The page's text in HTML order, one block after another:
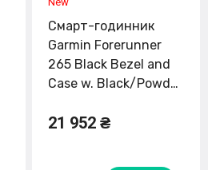
Смарт-годинник
Garmin Forerunner
265 Black Bezel and
Case w. Black/Powder
(010-02810-00/10)
21 952 ₴